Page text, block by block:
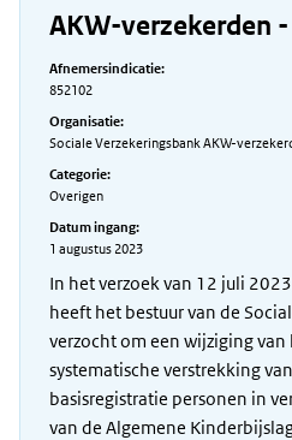
AKW-verzekerden -
Afnemersindicatie:
852102
Organisatie:
Sociale Verzekeringsbank AKW-
Categorie:
Overigen
Datum ingang:
1 augustus 2023
In het verzoek van 12 juli
heeft het bestuur van de
verzocht om een wijziging
systematische verstrekking
basisregistratie personen in
van de Algemene